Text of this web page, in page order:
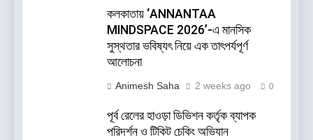
কলকাতায় ‘ANNANTAA
MINDSPACE 2026’-এ মানসিক
সুস্থতার ভবিষ্যৎ নিয়ে এক তাৎপর্যপূর্ণ
আলোচনা
Animesh Saha 2 weeks ago 0
পূর্ব রেলের হাওড়া ডিভিশন কর্তৃক ব্যাপক
পরিদর্শন ও টিকিট চেকিং অভিযান